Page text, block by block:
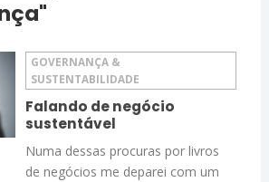
GOVERNANÇA &
SUSTENTABILIDADE
Falando de negócio
sustentável
Numa dessas procuras por livros
de negócios me deparei com um